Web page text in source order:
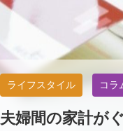
ライフスタイル コラ
夫婦間の家計が